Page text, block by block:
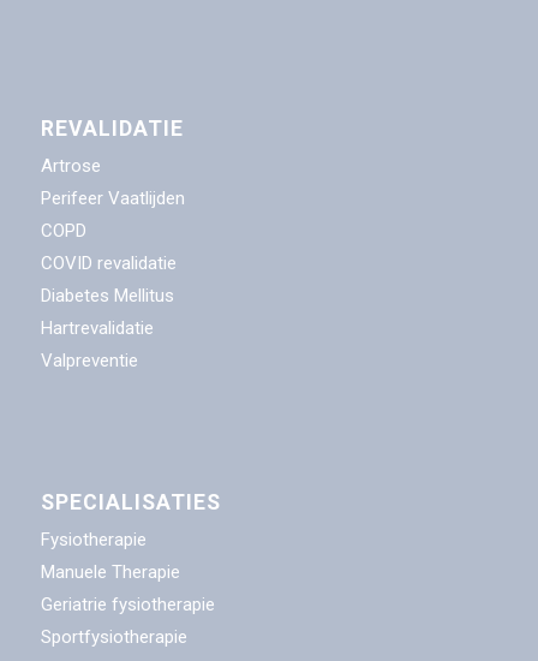
REVALIDATIE
Artrose
Perifeer Vaatlijden
COPD
COVID revalidatie
Diabetes Mellitus
Hartrevalidatie
Valpreventie
SPECIALISATIES
Fysiotherapie
Manuele Therapie
Geriatrie fysiotherapie
Sportfysiotherapie